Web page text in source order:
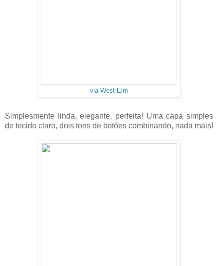
via West Elm
Simplesmente linda, elegante, perfeita! Uma capa simples
de tecido claro, dois tons de botões combinando, nada mais!